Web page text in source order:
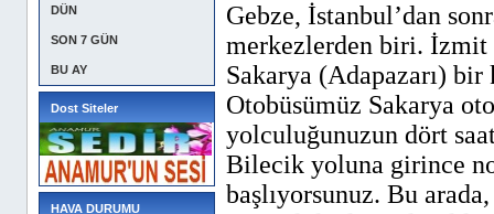
DÜN
SON 7 GÜN
BU AY
Dost Siteler
HAVA DURUMU
Gebze, İstanbul’dan
merkezlerden biri. İzmit
Sakarya (Adapazarı)
Otobüsümüz Sakarya
yolculuğunuzun dört
Bilecik yoluna girince
başlıyorsunuz. Bu